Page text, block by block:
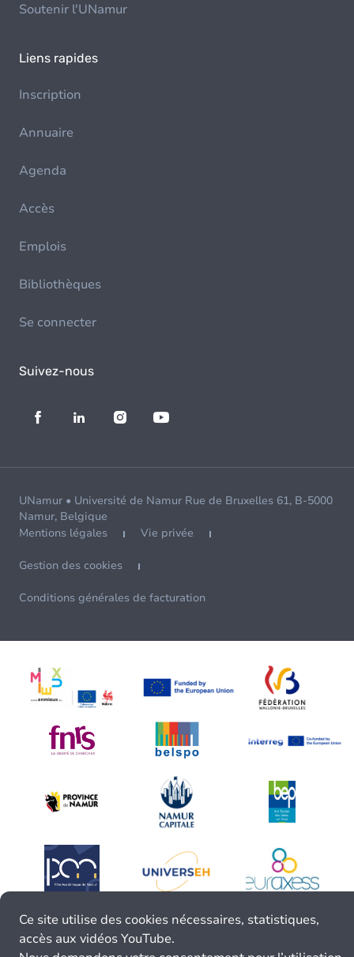
Soutenir l'UNamur
Liens rapides
Inscription
Annuaire
Agenda
Accès
Emplois
Bibliothèques
Se connecter
Suivez-nous
UNamur • Université de Namur Rue de Bruxelles 61, B-5000
Namur, Belgique
Mentions légales
Vie privée
Gestion des cookies
Conditions générales de facturation
Ce site utilise des cookies nécessaires, statistiques,
accès aux vidéos YouTube.